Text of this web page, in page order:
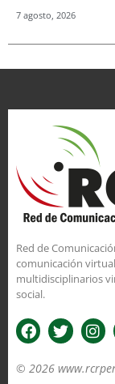
7 agosto, 2026
Red de
comunicación
multidisciplinarios
social.
© 2026